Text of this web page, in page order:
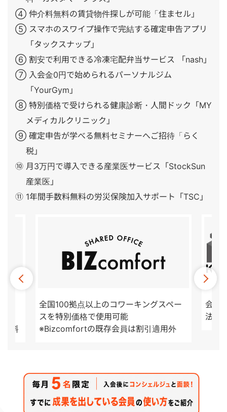
④ 仲介料無料の賃貸物件探しが可能「住まセル」
⑤ スマホのスワイプ操作で完結する確定申告アプリ
「タックスナップ」
⑥ 割安で利用できる冷凍宅配弁当サービス 「nash」
⑦ 入会金0円で始められるパーソナルジム
「YourGym」
⑧ 特別価格で受けられる健康診断・人間ドック「MY
メディカルクリニック」
⑨ 確定申告が学べる無料セミナーへご招待「らく
税」
⑩ 月3万円で導入できる産業医サービス「StockSun
産業医」
⑪ 1年間手数料無料の労災保険加入サポート「TSC」
無料
全国100拠点以上のコワーキングスペー
スを特別価格で使用可能
※Bizcomfortの既存会員は割引適用外
会計
法人